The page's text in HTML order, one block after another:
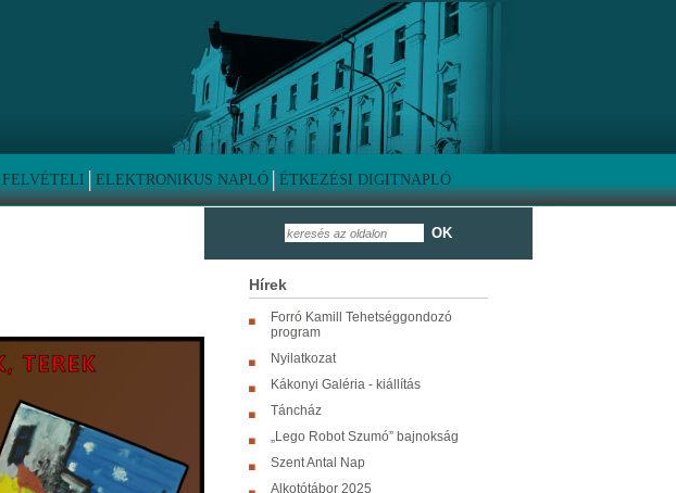
FELVÉTELI ELEKTRONIKUS NAPLÓ ÉTKEZÉSI DIGITNAPLÓ
OK
Hírek
Forró Kamill Tehetséggondozó
program
Nyilatkozat
Kákonyi Galéria - kiállítás
Táncház
„Lego Robot Szumó” bajnokság
Szent Antal Nap
Alkotótábor 2025